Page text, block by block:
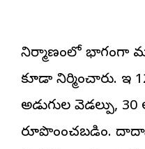
నిర్మాణంలో భాగంగా
కూడా నిర్మించారు. ఇది
అడుగుల వెడల్పు, 30
రూపొందించబడింది.